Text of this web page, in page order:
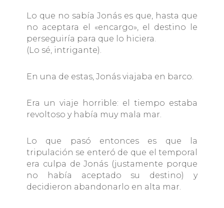
Lo que no sabía Jonás es que, hasta que
no aceptara el «encargo», el destino le
perseguiría para que lo hiciera.
(Lo sé, intrigante).
En una de estas, Jonás viajaba en barco.
Era un viaje horrible: el tiempo estaba
revoltoso y había muy mala mar.
Lo que pasó entonces es que la
tripulación se enteró de que el temporal
era culpa de Jonás (justamente porque
no había aceptado su destino) y
decidieron abandonarlo en alta mar.